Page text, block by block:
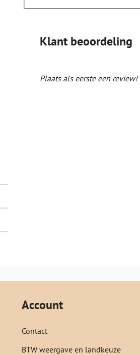
Klant beoordeling
Plaats als eerste een review!
Account
Contact
BTW weergave en landkeuze